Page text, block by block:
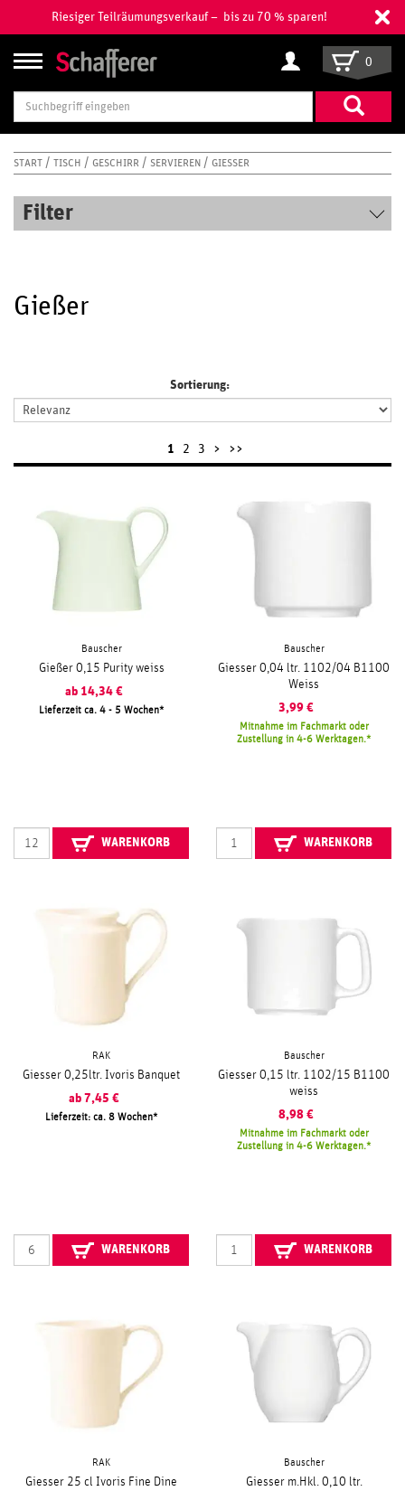
Riesiger Teilräumungsverkauf – bis zu 70 % sparen!
Suchbegriff
eingeben
0
START TISCH GESCHIRR SERVIEREN GIESSER
Filter
Gießer
Sortierung:
1 2 3 > >>
Bauscher
Gießer 0,15 Purity weiss
ab 14,34 €
Lieferzeit ca. 4 - 5 Wochen
WARENKORB
Bauscher
Giesser 0,04 ltr. 1102/04 B1100
Weiss
3,99 €
Mitnahme im Fachmarkt oder
Zustellung in 4-6 Werktagen.
WARENKORB
RAK
Giesser 0,25ltr. Ivoris Banquet
ab 7,45 €
Lieferzeit: ca. 8 Wochen
WARENKORB
Bauscher
Giesser 0,15 ltr. 1102/15 B1100
weiss
8,98 €
Mitnahme im Fachmarkt oder
Zustellung in 4-6 Werktagen.
WARENKORB
RAK
Giesser 25 cl Ivoris Fine Dine
Bauscher
Giesser m.Hkl. 0,10 ltr.